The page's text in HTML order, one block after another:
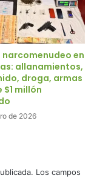
narcomenudeo en
allanamientos,
droga, armas
$1 millón
de 2026
Los campos